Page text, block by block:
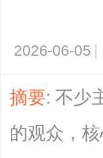
2026-06-05 |
摘要: 不少
的观众，